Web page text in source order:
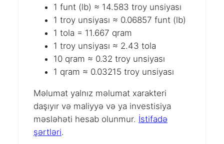
1 funt (lb) ≈ 14.583 troy unsiyası
1 troy unsiyası ≈ 0.06857 funt (lb)
1 tola = 11.667 qram
1 troy unsiyası ≈ 2.43 tola
10 qram ≈ 0.32 troy unsiyası
1 qram ≈ 0.03215 troy unsiyası
Məlumat yalnız məlumat xarakteri
daşıyır və maliyyə və ya investisiya
məsləhəti hesab olunmur. İstifadə
şərtləri.